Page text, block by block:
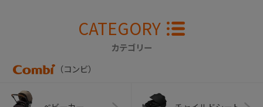
CATEGORY
カテゴリー
（コンビ）